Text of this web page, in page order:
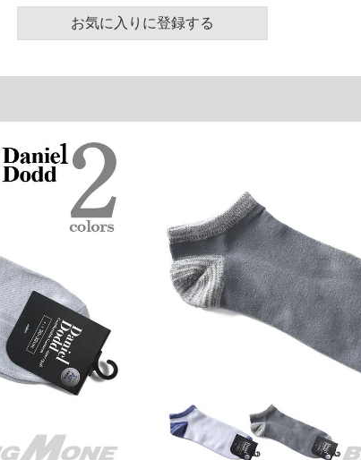
27～29
単位はcm
す。予めご了承ください。
記と異なる場合があります。お取り扱い前に
がございます。そのようなことがない様最大
させて頂きますので予めご了承ください。
品は1本につき税込6,000円以上の品が対象。
）
ます。
予めご了承下さい。
裾にファスナーや調節ひもが付いている、極
ださい。
とさせて頂いております。予めご了承くださ
お気に入りに登録する